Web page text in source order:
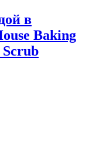
в
Baking